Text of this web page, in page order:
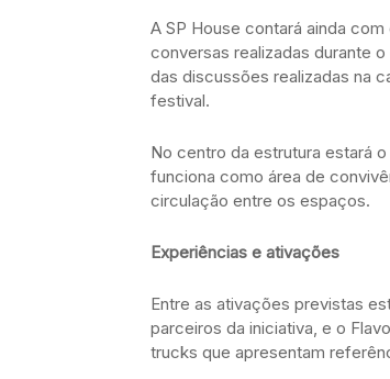
A SP House contará ainda
conversas realizadas durante
das discussões realizadas na
festival.
No centro da estrutura estará
funciona como área de
circulação entre os espaços.
Experiências e ativações
Entre as ativações previstas
parceiros da iniciativa, e o
trucks que apresentam